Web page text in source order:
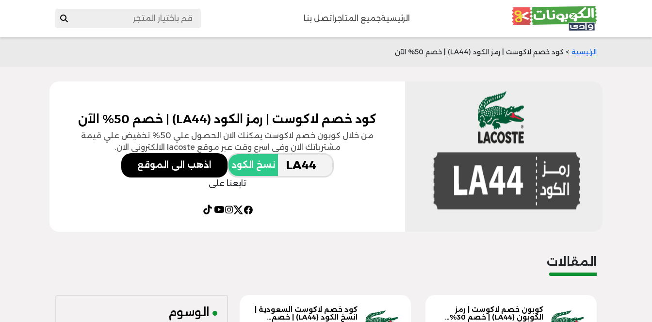
الرئيسيةجميع المتاجر اتصل بنا
الرئيسية > كود خصم لاكوست | رمز الكود (LA44) | خصم 50% الآن
كود خصم لاكوست | رمز الكود (LA44) | خصم 50% الآن
من خلال كوبون خصم لاكوست يمكنك الان الحصول علي 50% تخفيض علي قيمة
مشترياتك الان وفي اسرع وقت عبر موقع lacoste الالكتروني الان.
نسخ الكود اذهب الى الموقع
تابعنا على
المقالات
كوبون خصم لاكوست | رمز
الكوبون (LA44) | خصم 30%…
كود خصم لاكوست السعودية |
انسخ الكود (LA44) | خصم…
الوسوم